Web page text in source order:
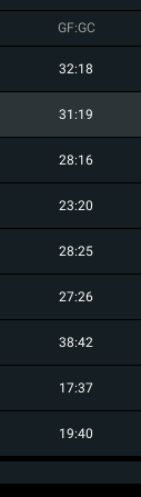
GF:GC
32:18
31:19
28:16
23:20
28:25
27:26
38:42
17:37
19:40